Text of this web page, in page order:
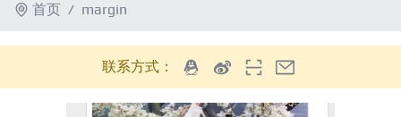
首页 margin
联系方式：